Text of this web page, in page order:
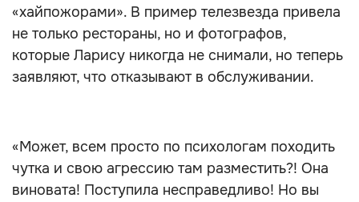
«хайпожорами». В пример телезвезда привела
не только рестораны, но и фотографов,
которые Ларису никогда не снимали, но теперь
заявляют, что отказывают в обслуживании.
«Может, всем просто по психологам походить
чутка и свою агрессию там разместить?! Она
виновата! Поступила несправедливо! Но вы